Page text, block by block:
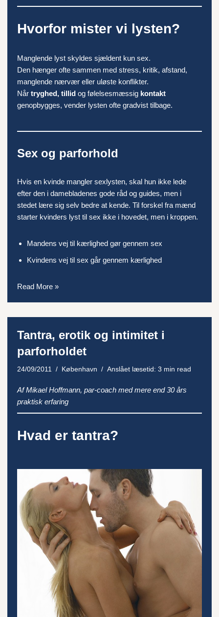
Hvorfor mister vi lysten?
Manglende lyst skyldes sjældent kun sex.
Den hænger ofte sammen med stress, kritik, afstand,
manglende nærvær eller uløste konflikter.
Når tryghed, tillid og følelsesmæssig kontakt
genopbygges, vender lysten ofte gradvist tilbage.
Sex og parforhold
Hvis en kvinde mangler sexlysten, skal hun ikke lede
efter den i damebladenes gode råd og guides, men i
stedet lære sig selv bedre at kende. Til forskel fra mænd
starter kvinders lyst til sex ikke i hovedet, men i kroppen.
Mandens vej til kærlighed gør gennem sex
Kvindens vej til sex går gennem kærlighed
Read More »
Tantra, erotik og intimitet i
parforholdet
24/09/2011 København Anslået læsetid: 3 min read
Af Mikael Hoffmann, par-coach med mere end 30 års
praktisk erfaring
Hvad er tantra?